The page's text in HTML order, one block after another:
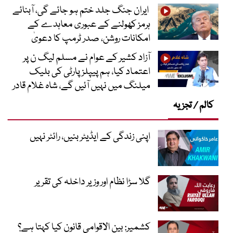
ایران جنگ جلد ختم ہو جائے گی، آبنائے
ہرمز کھولنے کے عبوری معاہدے کے
امکانات روشن، صدر ٹرمپ کا دعویٰ
آزاد کشیر کے عوام نے مسلم لیگ ن پر
اعتماد کیا، ہم پیپلز پارٹی کی بلیک
میلنگ میں نہیں آئیں گے، شاہ غلام قادر
کالم / تجزیہ
اپنی زندگی کے ایڈیٹر بنیں، رائٹر نہیں
گلا سڑا نظام اور وزیر داخلہ کی تقریر
کشمیر: بین الاقوامی قانون کیا کہتا ہے؟